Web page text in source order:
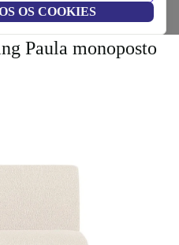
OS COOKIES
Paula monoposto